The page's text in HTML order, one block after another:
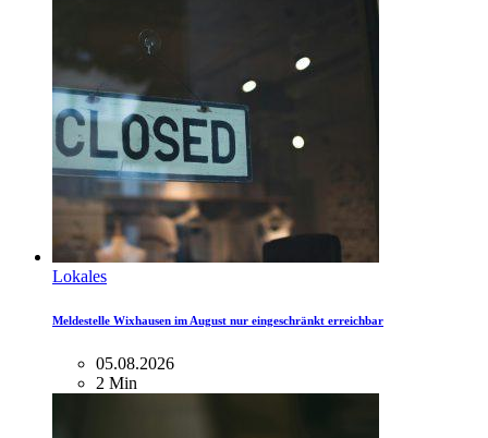
Lokales
Meldestelle Wixhausen im August nur eingeschränkt erreichbar
05.08.2026
2 Min